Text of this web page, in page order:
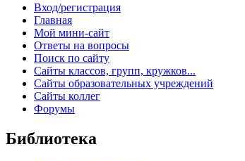
Вход/регистрация
Главная
Мой мини-сайт
Ответы на вопросы
Поиск по сайту
Сайты классов, групп, кружков...
Сайты образовательных учреждений
Сайты коллег
Форумы
Библиотека